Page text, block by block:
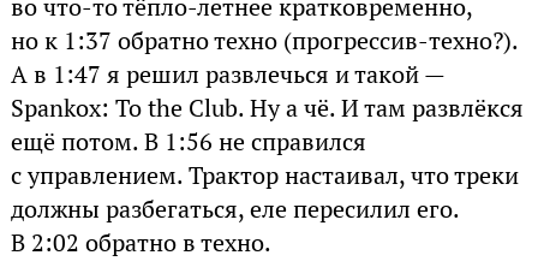
во что-то тёпло-летнее кратковременно,
но к 1:37 обратно техно (прогрессив-техно?).
А в 1:47 я решил развлечься и такой —
Spankox: To the Club. Ну а чё. И там развлёкся
ещё потом. В 1:56 не справился
с управлением. Трактор настаивал, что треки
должны разбегаться, еле пересилил его.
В 2:02 обратно в техно.